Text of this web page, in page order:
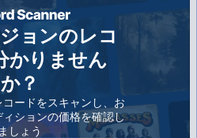
ョンのレコ
かりません
か？
ードをスキャンし、お
ションの価格を確認し
ましょう